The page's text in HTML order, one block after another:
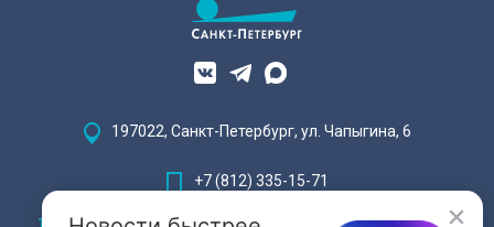
197022, Санкт-Петербург, ул. Чапыгина, 6
+7 (812) 335-15-71
Внимание! Отдельные видеоматериалы, размещенные на настоящем